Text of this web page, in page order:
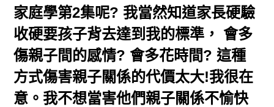
家庭學第2集呢? 我當然知道家長硬驗
收硬要孩子背去達到我的標準， 會多
傷親子間的感情? 會多花時間? 這種
方式傷害親子關係的代價太大!我很在
意。我不想當害他們親子關係不愉快